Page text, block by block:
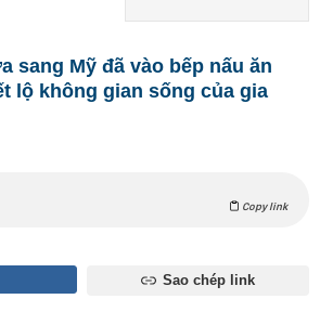
sang Mỹ đã vào bếp nấu ăn
lộ không gian sống của gia
Copy link
Sao chép link